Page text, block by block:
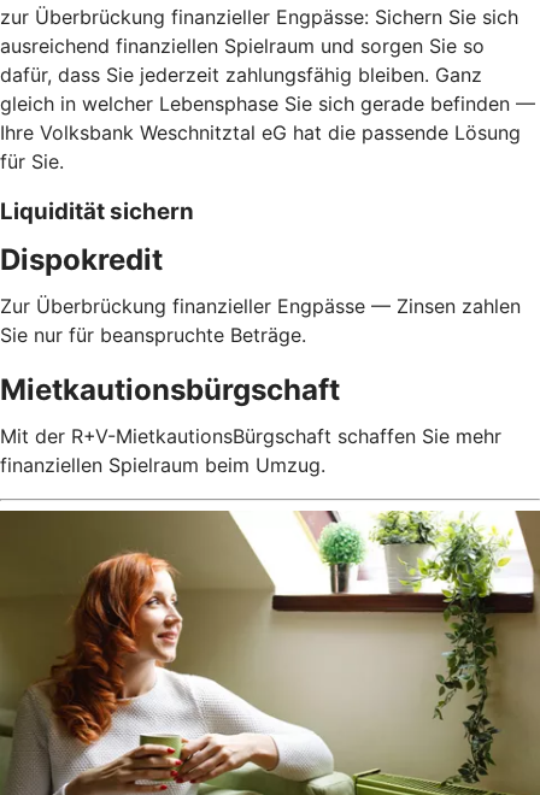
zur Überbrückung finanzieller Engpässe: Sichern Sie sich
ausreichend finanziellen Spielraum und sorgen Sie so
dafür, dass Sie jederzeit zahlungsfähig bleiben. Ganz
gleich in welcher Lebensphase Sie sich gerade befinden —
Ihre Volksbank Weschnitztal eG hat die passende Lösung
für Sie.
Liquidität sichern
Dispokredit
Zur Überbrückung finanzieller Engpässe — Zinsen zahlen
Sie nur für beanspruchte Beträge.
Mietkautionsbürgschaft
Mit der R+V-MietkautionsBürgschaft schaffen Sie mehr
finanziellen Spielraum beim Umzug.